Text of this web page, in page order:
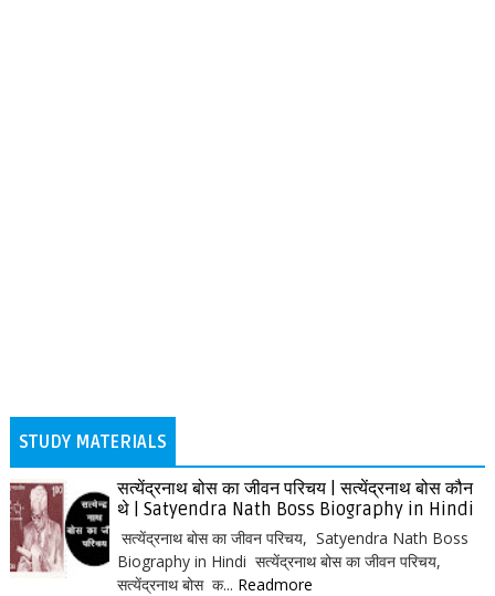
STUDY MATERIALS
सत्येंद्रनाथ बोस का जीवन परिचय | सत्येंद्रनाथ बोस कौन
थे | Satyendra Nath Boss Biography in Hindi
सत्येंद्रनाथ बोस का जीवन परिचय, Satyendra Nath Boss
Biography in Hindi सत्येंद्रनाथ बोस का जीवन परिचय,
सत्येंद्रनाथ बोस क... Readmore